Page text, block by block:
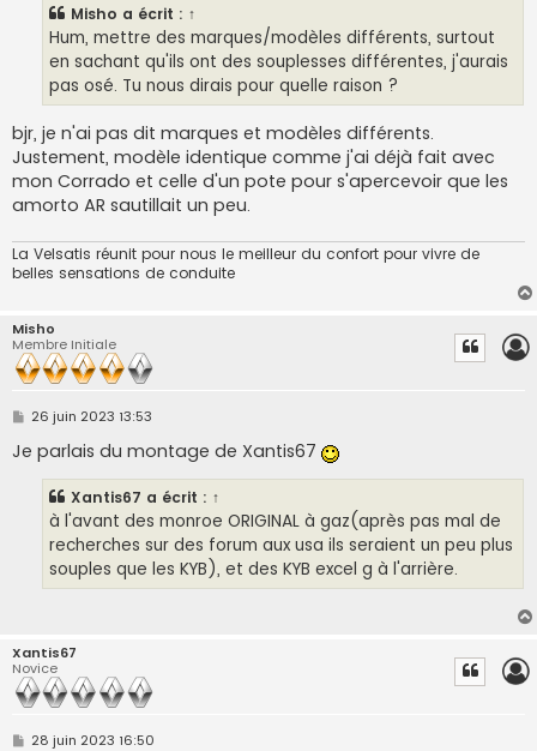
Misho a écrit : ↑
Hum, mettre des marques/modèles différents, surtout
en sachant qu'ils ont des souplesses différentes, j'aurais
pas osé. Tu nous dirais pour quelle raison ?
bjr, je n'ai pas dit marques et modèles différents.
Justement, modèle identique comme j'ai déjà fait avec
mon Corrado et celle d'un pote pour s'apercevoir que les
amorto AR sautillait un peu.
La Velsatis réunit pour nous le meilleur du confort pour vivre de
belles sensations de conduite
Misho
Membre Initiale
M
s
s
26 juin 2023 13:53
Je parlais du montage de Xantis67
Xantis67 a écrit : ↑
à l'avant des monroe ORIGINAL à gaz(après pas mal de
recherches sur des forum aux usa ils seraient un peu plus
souples que les KYB), et des KYB excel g à l'arrière.
Xantis67
Novice
M
28 juin 2023 16:50